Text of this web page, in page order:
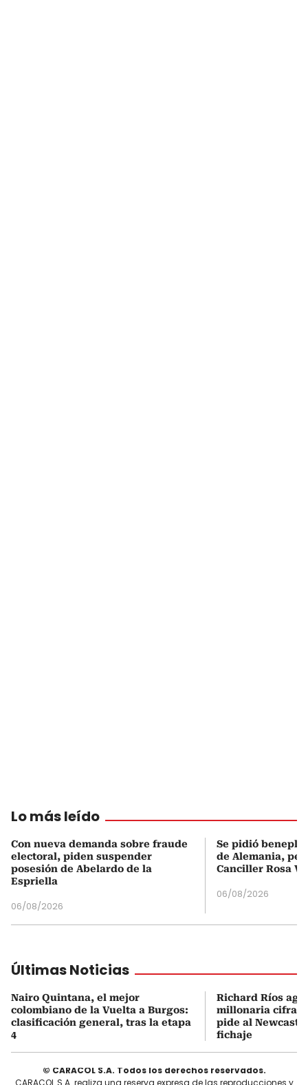
Lo más leído
Con nueva demanda sobre fraude
electoral, piden suspender
posesión de Abelardo de la
Espriella
06/08/2026
Se pidió
de Alemania,
Canciller Rosa
06/08/2026
Últimas Noticias
Nairo Quintana, el mejor
colombiano de la Vuelta a Burgos:
clasificación general, tras la etapa
4
Richard Ríos
millonaria cifra
pide al
fichaje
© CARACOL S.A. Todos los derechos reservados.
CARACOL S.A. realiza una reserva expresa de las reproducciones y